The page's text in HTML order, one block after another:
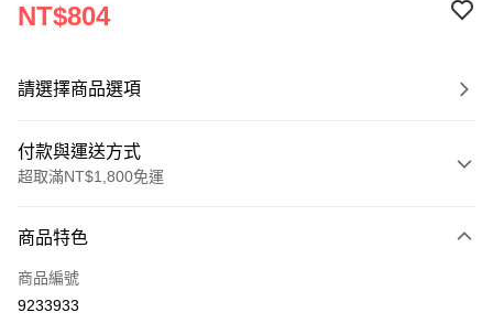
NT$804
請選擇商品選項
付款與運送方式
超取滿NT$1,800免運
信用卡一次付款
超商取貨付款
商品特色
商品編號
9233933